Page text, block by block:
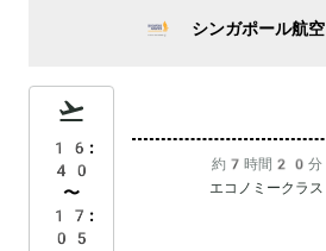
シンガポール航空
16:
40
〜
17:
05
約7時間20分
エコノミークラス